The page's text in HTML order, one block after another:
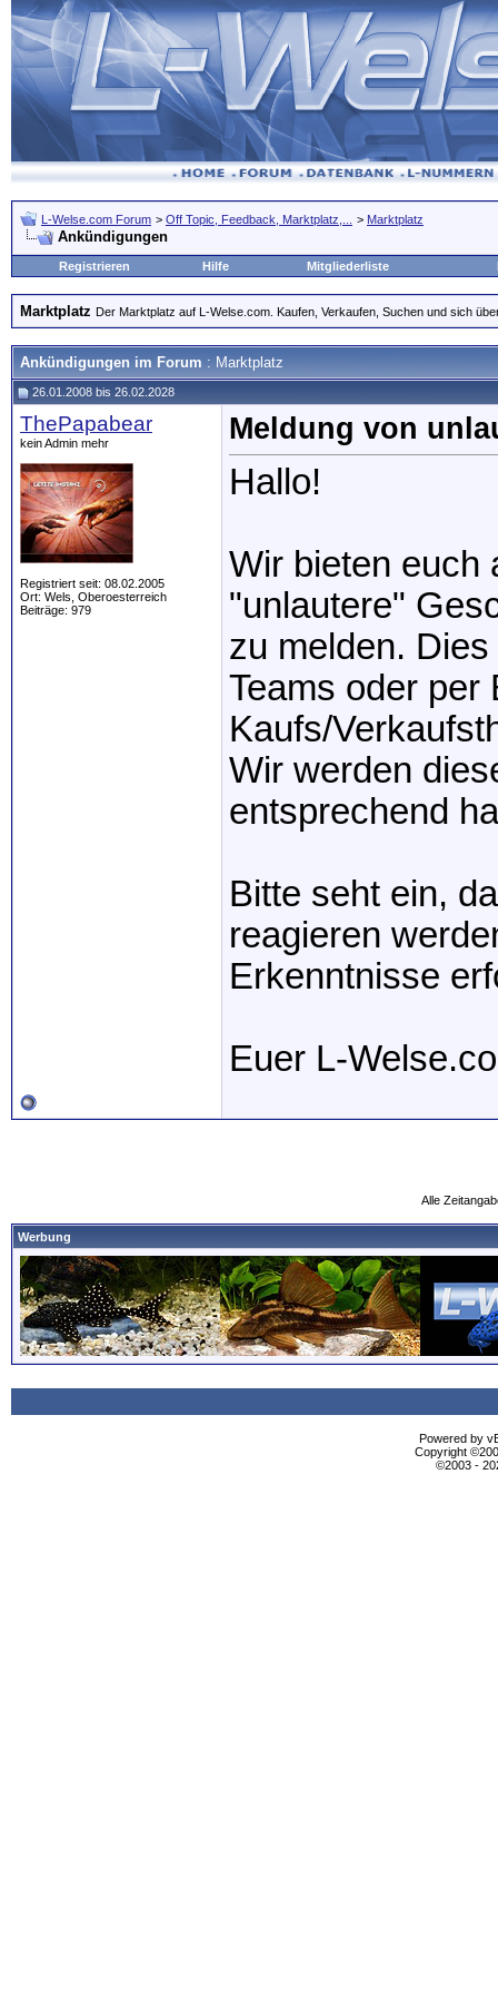
L-Welse.com Forum > Off Topic, Feedback, Marktplatz,... > Marktplatz
Ankündigungen
Registrieren Hilfe Mitgliederliste
Marktplatz Der Marktplatz auf L-Welse.com. Kaufen, Verkaufen, Suchen und sich
Ankündigungen im Forum : Marktplatz
26.01.2008 bis 26.02.2028
ThePapabear
kein Admin mehr
Registriert seit: 08.02.2005
Ort: Wels, Oberoesterreich
Beiträge: 979
Meldung von
Hallo!
Wir bieten euch
"unlautere"
zu melden.
Teams oder per
Kaufs/
Wir werden
entsprechend
Bitte seht ein,
reagieren
Erkenntnisse
Euer L-
Alle
Werbung
Powered by
Copyright
©2003 -